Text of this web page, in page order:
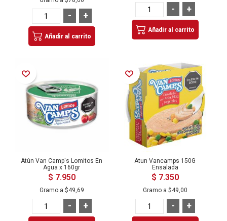
+
-
Añadir al carrito
+
-
Añadir al carrito
Añadir a la Lista de Deseos
Atún Van Camp's Lomitos En
Agua x 160gr
$ 7.950
Gramo a $49,69
+
-
Añadir a la Lista de Deseos
Atun Vancamps 150G
Ensalada
$ 7.350
Gramo a $49,00
+
-